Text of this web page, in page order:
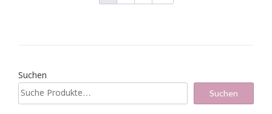
Suchen
Suchen